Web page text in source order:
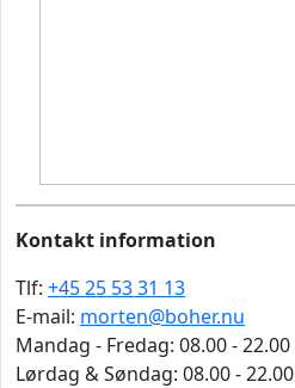
Kontakt information
Tlf: +45 25 53 31 13
E-mail: morten@boher.nu
Mandag - Fredag: 08.00 - 22.00
Lørdag & Søndag: 08.00 - 22.00